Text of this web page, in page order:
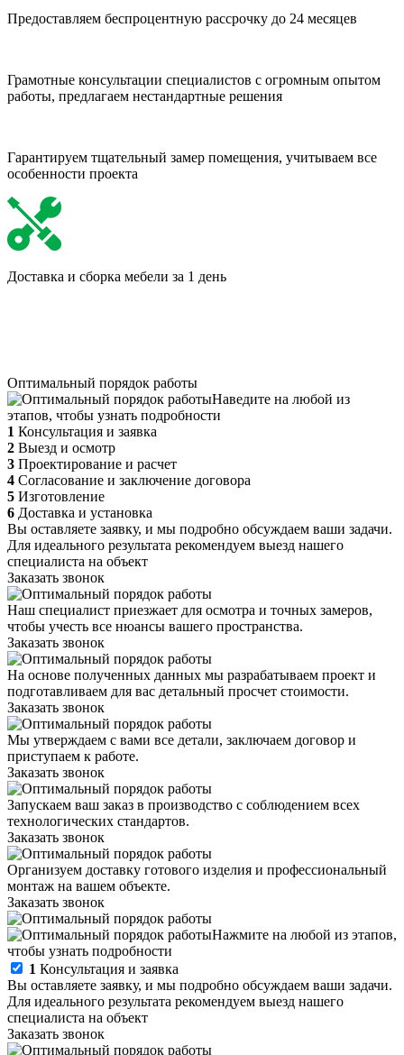
Предоставляем беспроцентную рассрочку до 24 месяцев
Грамотные консультации специалистов с огромным опытом
работы, предлагаем нестандартные решения
Гарантируем тщательный замер помещения, учитываем все
особенности проекта
Доставка и сборка мебели за 1 день
Оптимальный порядок работы
Наведите на любой из
этапов, чтобы узнать подробности
1 Консультация и заявка
2 Выезд и осмотр
3 Проектирование и расчет
4 Согласование и заключение договора
5 Изготовление
6 Доставка и установка
Вы оставляете заявку, и мы подробно обсуждаем ваши задачи.
Для идеального результата рекомендуем выезд нашего
специалиста на объект
Заказать звонок
Наш специалист приезжает для осмотра и точных замеров,
чтобы учесть все нюансы вашего пространства.
Заказать звонок
На основе полученных данных мы разрабатываем проект и
подготавливаем для вас детальный просчет стоимости.
Заказать звонок
Мы утверждаем с вами все детали, заключаем договор и
приступаем к работе.
Заказать звонок
Запускаем ваш заказ в производство с соблюдением всех
технологических стандартов.
Заказать звонок
Организуем доставку готового изделия и профессиональный
монтаж на вашем объекте.
Заказать звонок
Нажмите на любой из этапов,
чтобы узнать подробности
1 Консультация и заявка
Вы оставляете заявку, и мы подробно обсуждаем ваши задачи.
Для идеального результата рекомендуем выезд нашего
специалиста на объект
Заказать звонок